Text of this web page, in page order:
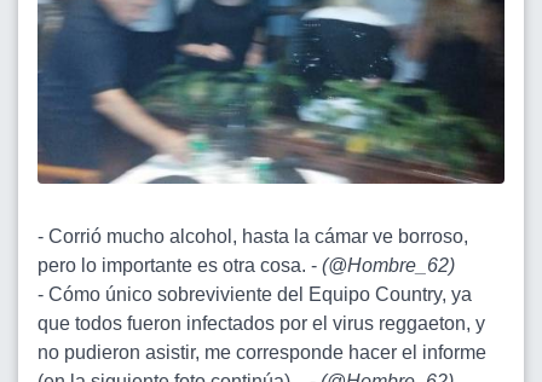
- Corrió mucho alcohol, hasta la cámar ve borroso,
pero lo importante es otra cosa. - (@Hombre_62)
- Cómo único sobreviviente del Equipo Country, ya
que todos fueron infectados por el virus reggaeton, y
no pudieron asistir, me corresponde hacer el informe